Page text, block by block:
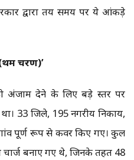
द्वारा तय समय पर ये आंकड़े
चरण)’
अंजाम देने के लिए बड़े स्तर पर
33 जिले, 195 नगरीय निकाय,
पूर्ण रूप से कवर किए गए। कुल
चार्ज बनाए गए थे, जिनके तहत 48